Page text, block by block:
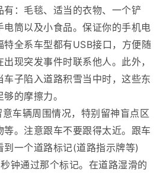
有：毛毯、适当的衣物、一个铲
筒以及小食品。保证你的手机电
特全系车型都有USB接口，方便随
现突发事件时联系他人。此外，
子陷入道路积雪当中时，这些东
的摩擦力。
辆周围情况，特别留神盲点区
。注意跟车不要跟得太近。跟车
到一个道路标记(道路指示牌等)
钟通过那个标记。在道路湿滑的